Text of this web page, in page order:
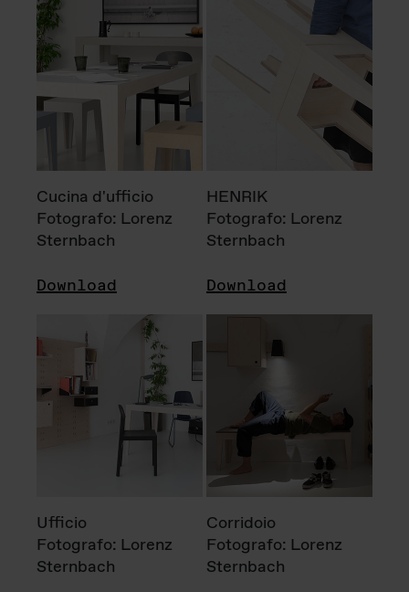
Cucina d'ufficio
Fotografo: Lorenz
Sternbach
Download
HENRIK
Fotografo: Lorenz
Sternbach
Download
Ufficio
Fotografo: Lorenz
Sternbach
Corridoio
Fotografo: Lorenz
Sternbach